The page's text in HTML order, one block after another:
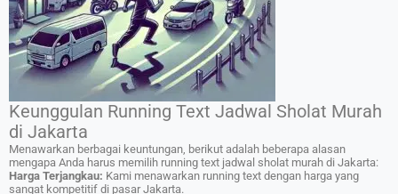
Keunggulan Running Text Jadwal Sholat Murah
di Jakarta
Menawarkan berbagai keuntungan, berikut adalah beberapa alasan
mengapa Anda harus memilih running text jadwal sholat murah di Jakarta:
Harga Terjangkau: Kami menawarkan running text dengan harga yang
sangat kompetitif di pasar Jakarta.